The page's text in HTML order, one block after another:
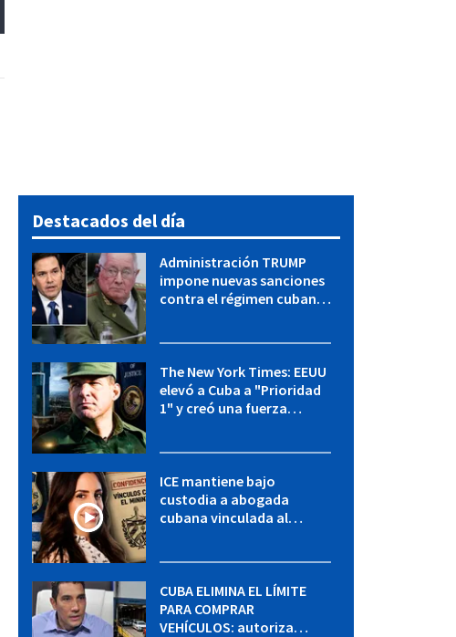
Destacados del día
Administración TRUMP
impone nuevas sanciones
contra el régimen cubano:
The New York Times: EEUU
elevó a Cuba a "Prioridad
1" y creó una fuerza
ICE mantiene bajo
custodia a abogada
cubana vinculada al
CUBA ELIMINA EL LÍMITE
PARA COMPRAR
VEHÍCULOS: autoriza